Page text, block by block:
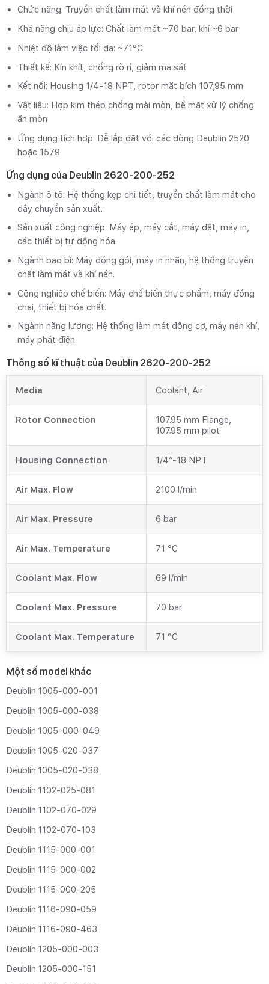
Chức năng: Truyền chất làm mát và khí nén đồng thời
Khả năng chịu áp lực: Chất làm mát ~70 bar, khí ~6 bar
Nhiệt độ làm việc tối đa: ~71°C
Thiết kế: Kín khít, chống rò rỉ, giảm ma sát
Kết nối: Housing 1/4‑18 NPT, rotor mặt bích 107,95 mm
Vật liệu: Hợp kim thép chống mài mòn, bề mặt xử lý chống
ăn mòn
Ứng dụng tích hợp: Dễ lắp đặt với các dòng Deublin 2520
hoặc 1579
Ứng dụng của Deublin 2620-200-252
Ngành ô tô: Hệ thống kẹp chi tiết, truyền chất làm mát cho
dây chuyền sản xuất.
Sản xuất công nghiệp: Máy ép, máy cắt, máy dệt, máy in,
các thiết bị tự động hóa.
Ngành bao bì: Máy đóng gói, máy in nhãn, hệ thống truyền
chất làm mát và khí nén.
Công nghiệp chế biến: Máy chế biến thực phẩm, máy đóng
chai, thiết bị hóa chất.
Ngành năng lượng: Hệ thống làm mát động cơ, máy nén khí,
máy phát điện.
Thông số kĩ thuật của Deublin 2620-200-252
Media Coolant, Air
Rotor Connection
107.95 mm Flange,
107.95 mm pilot
Housing Connection 1/4″-18 NPT
Air Max. Flow 2100 l/min
Air Max. Pressure 6 bar
Air Max. Temperature 71 °C
Coolant Max. Flow 69 l/min
Coolant Max. Pressure 70 bar
Coolant Max. Temperature 71 °C
Một số model khác
Deublin 1005‑000‑001
Deublin 1005‑000‑038
Deublin 1005‑000‑049
Deublin 1005‑020‑037
Deublin 1005‑020‑038
Deublin 1102‑025‑081
Deublin 1102‑070‑029
Deublin 1102‑070‑103
Deublin 1115‑000‑001
Deublin 1115‑000‑002
Deublin 1115‑000‑205
Deublin 1116‑090‑059
Deublin 1116‑090‑463
Deublin 1205‑000‑003
Deublin 1205‑000‑151